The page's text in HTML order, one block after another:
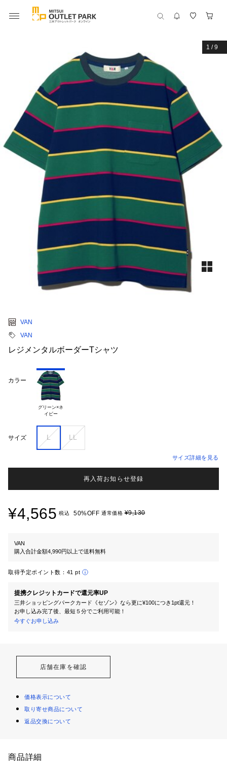
1 /9
VAN
VAN
レジメンタルボーダーTシャツ
カラー
グリーン×ネ
イビー
サイズ L LL
サイズ詳細を見る
再入荷お知らせ登録
¥4,565 税込 50%OFF 通常価格¥9,130
VAN
購入合計金額4,990円以上で送料無料
取得予定ポイント数： 41 pt
提携クレジットカードで還元率UP
三井ショッピングパークカード《セゾン》なら更に¥100につき1pt還元！
お申し込み完了後、最短５分でご利用可能！
今すぐお申し込み
店舗在庫を確認
価格表示について
取り寄せ商品について
返品交換について
商品詳細